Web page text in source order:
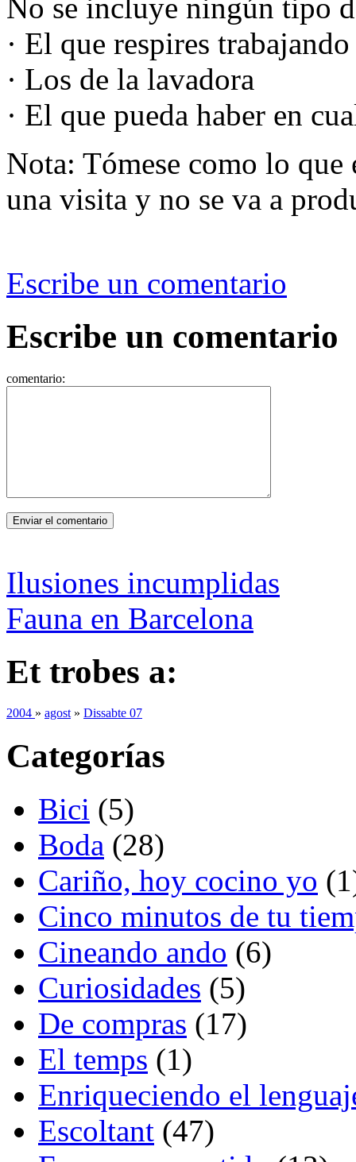
No se incluye ningún tipo
· El que respires trabajando
· Los de la lavadora
· El que pueda haber en
Nota: Tómese como lo
una visita y no se va a
Escribe un comentario
Escribe un comentario
comentario:
Ilusiones incumplidas
Fauna en Barcelona
Et trobes a:
2004 » agost » Dissabte 07
Categorías
Bici (5)
Boda (28)
Cariño, hoy cocino yo
Cinco minutos de tu
Cineando ando (6)
Curiosidades (5)
De compras (17)
El temps (1)
Enriqueciendo el
Escoltant (47)